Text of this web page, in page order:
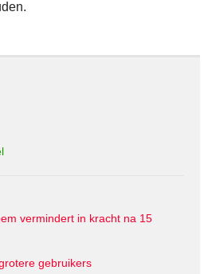
vermindert in kracht na 15
gebruikers